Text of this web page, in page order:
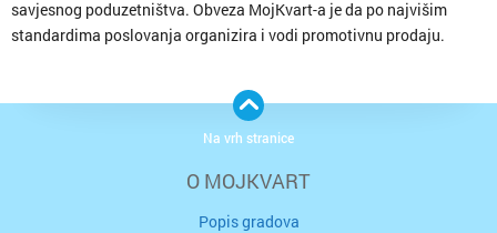
savjesnog poduzetništva. Obveza MojKvart-a je da po najvišim
standardima poslovanja organizira i vodi promotivnu prodaju.
O MOJKVART
Popis gradova
Na vrh stranice